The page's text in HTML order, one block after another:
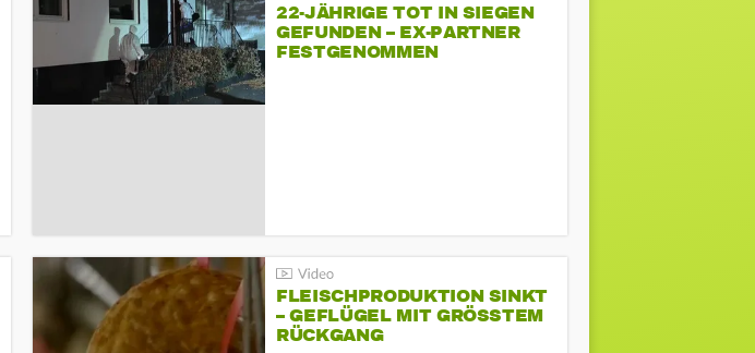
22-JÄHRIGE TOT IN SIEGEN
GEFUNDEN – EX-PARTNER
FESTGENOMMEN
FLEISCHPRODUKTION SINKT
– GEFLÜGEL MIT GRÖSSTEM R
ÜCKGANG